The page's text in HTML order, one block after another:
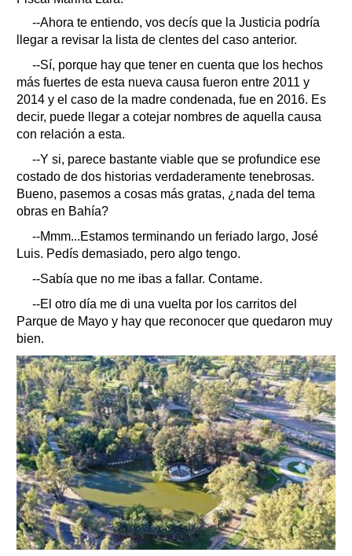
--Ahora te entiendo, vos decís que la Justicia podría
llegar a revisar la lista de clentes del caso anterior.
--Sí, porque hay que tener en cuenta que los hechos
más fuertes de esta nueva causa fueron entre 2011 y
2014 y el caso de la madre condenada, fue en 2016. Es
decir, puede llegar a cotejar nombres de aquella causa
con relación a esta.
--Y si, parece bastante viable que se profundice ese
costado de dos historias verdaderamente tenebrosas.
Bueno, pasemos a cosas más gratas, ¿nada del tema
obras en Bahía?
--Mmm...Estamos terminando un feriado largo, José
Luis. Pedís demasiado, pero algo tengo.
--Sabía que no me ibas a fallar. Contame.
--El otro día me di una vuelta por los carritos del
Parque de Mayo y hay que reconocer que quedaron muy
bien.